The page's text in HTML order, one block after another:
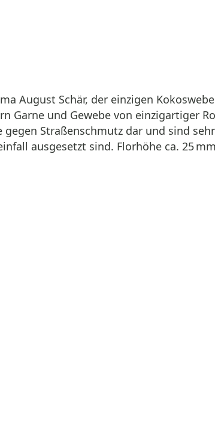
August Schär, der einzigen
Garne und Gewebe von einzigartiger
Straßenschmutz dar und sind
ausgesetzt sind. Florhöhe ca. 25